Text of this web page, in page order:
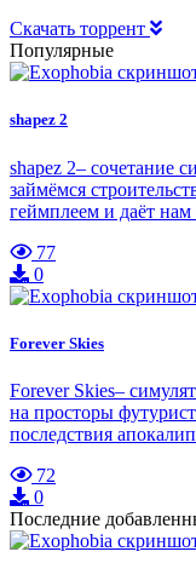
Скачать торрент
Популярные
shapez 2
shapez 2– сочетание
займёмся
геймплеем и даёт
77
0
Forever Skies
Forever Skies–
на просторы
последствия
72
0
Последние